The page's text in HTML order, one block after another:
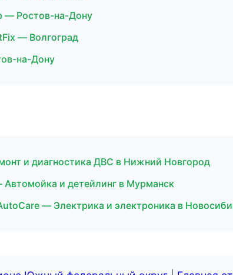
— Ростов-на-Дону
— Волгоград
на-Дону
и диагностика ДВС в Нижний Новгород
Автомойка и детейлинг в Мурманск
— Электрика и электроника в